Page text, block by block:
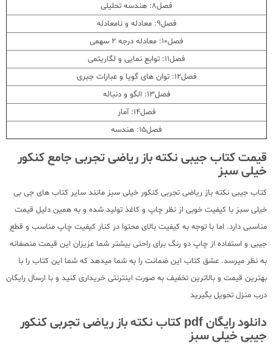
فصل8: هندسه تحلیلی
فصل9: معادله و نامعادله
فصل10: معادله درجه 2 سهمی
فصل11: توابع نمایی و لگاریتمی
فصل12: توان های گویا و عبارات جبری
فصل13: الگو و دنباله
فصل14: آمار
فصل15: هندسه
قیمت کتاب جیبی نکته باز ریاضی تجربی جامع کنکور
خیلی سبز
کتاب جیبی نکته باز ریاضی تجربی کنکور خیلی سبز مانند سایر کتاب های جی بی
خیلی سبز با کیفیت خوبی از نظر چاپ و کاغذ تولید شده و به همین دلیل قیمت
مناسبی دارد. اما با توجه به کیفیت بالای محتوا در کنار کیفیت چاپ مناسب و قطع
جیبی و استفاده از چاپ دو رنگ برای راحتی بیشتر شما عزیزان این قیمت منصفانه
به نظر میرسد. عشق کتاب این ضمانت را به شما میدهد که شما این کتاب را با
بهترین قیمت و بالاترین تخفیف به صورت اینترنتی خریداری کنید و با ارسال رایگان
درب منزل تحویل بگیرید
دانلود رایگان pdf کتاب نکته باز ریاضی تجربی کنکور
جیبی خیلی سبز